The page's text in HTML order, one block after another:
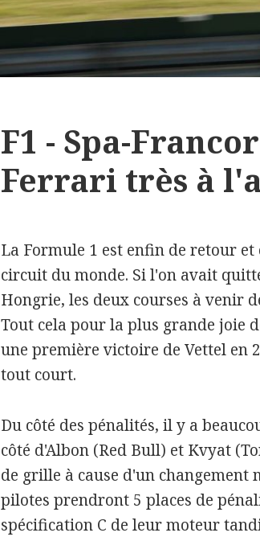
F1 - Spa-
Ferrari très à
La Formule 1 est enfin de retour et
circuit du monde. Si l'on avait
Hongrie, les deux courses à venir
Tout cela pour la plus grande joie
une première victoire de Vettel en
tout court.
Du côté des pénalités, il y a
côté d'Albon (Red Bull) et Kvyat
de grille à cause d'un changement
pilotes prendront 5 places de
spécification C de leur moteur